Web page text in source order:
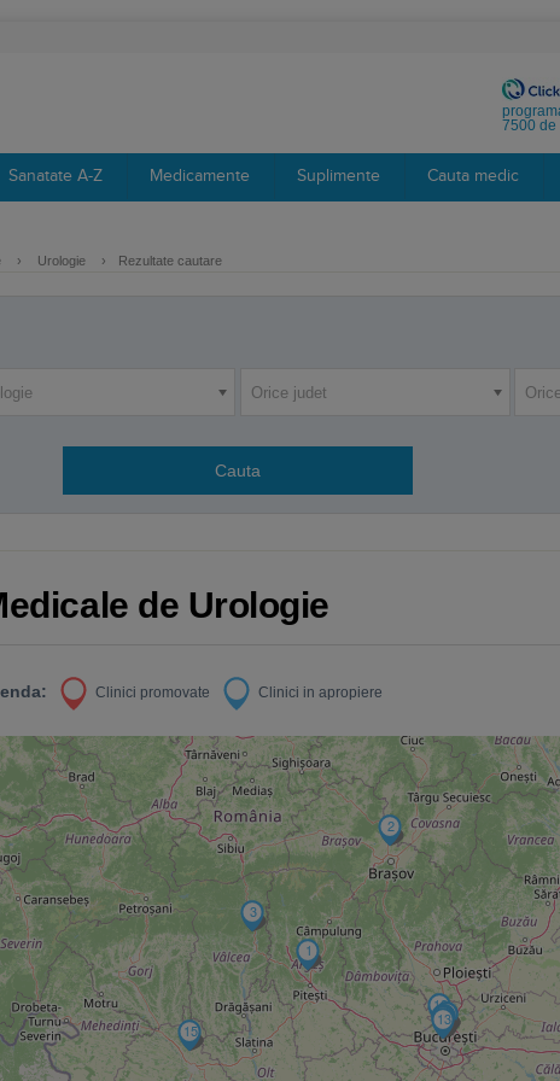
7500 de
Sanatate A-Z Medicamente Suplimente Cauta medic
› Urologie › Rezultate cautare
Orice judet
de Urologie
Clinici promovate Clinici in apropiere
1
2
3
5
8
9
10
11
12
13
15